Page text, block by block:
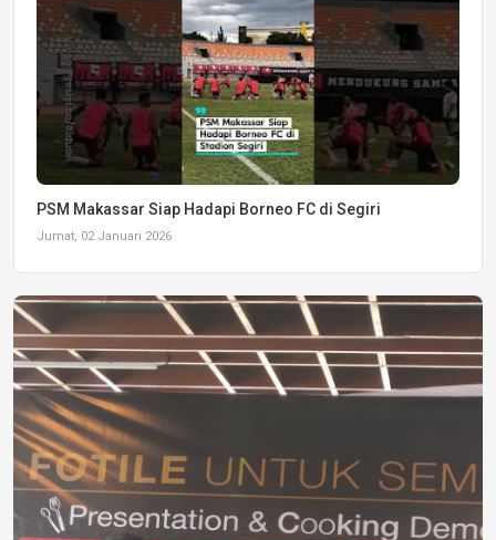
PSM Makassar Siap Hadapi Borneo FC di Segiri
Jumat, 02 Januari 2026